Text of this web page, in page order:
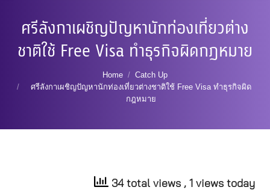
ศรีลังกาเผชิญปัญหานักท่องเที่ยวต่าง
ชาติใช้ Free Visa ทำธุรกิจผิดกฎหมาย
Home
Catch Up
ศรีลังกาเผชิญปัญหานักท่องเที่ยวต่างชาติใช้ Free Visa ทำธุรกิจผิด
กฎหมาย
34 total views , 1 views today